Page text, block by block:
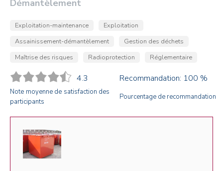
Démantèlement
Exploitation-maintenance
Exploitation
Assainissement-démantèlement
Gestion des déchets
Maîtrise des risques
Radioprotection Réglementaire
4.3 Recommandation: 100 %
Note moyenne de satisfaction des
participants
Pourcentage de recommandation